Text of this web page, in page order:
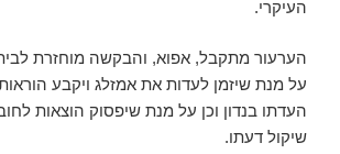
העיקרי.
הערעור מתקבל, אפוא, והבקשה מוחזרת
על מנת שיזמן לעדות את אמזלג ויקבע
העדתו בנדון וכן על מנת שיפסוק הוצאות
שיקול דעתו.